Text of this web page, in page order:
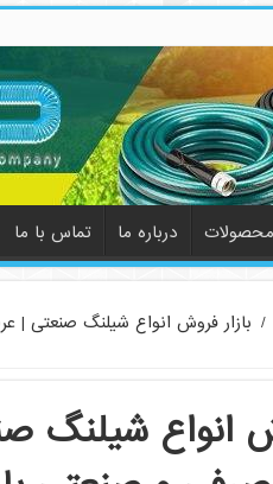
درباره ما تماس با ما
/ بازار فروش انواع شیلنگ صنعتی |
انواع شیلنگ